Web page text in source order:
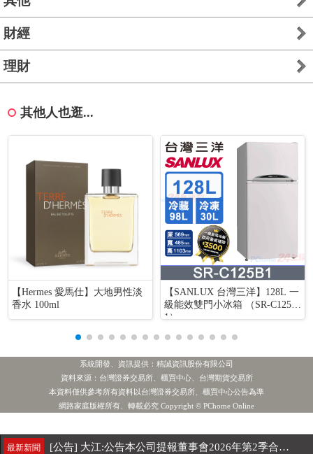
財經
理財
其他人也逛...
【Hermes 愛馬仕】大地男性淡
香水 100ml
【SANLUX 台灣三洋】128L 一
級能效雙門小冰箱 （SR-C125B
1）
系統開發、資訊提供：精誠資訊股份有限公司
資料來源：台灣證券交易所、櫃買中心、台灣期貨交易所
本資料僅供參考所有資料以台灣證券交易所、櫃買中心公告為準
網路家庭版權所有、轉載必究 Copyright © PChome Online
最新新聞 [公告] 大江:公告本公司提報董事會2026年第2季合併財務報告